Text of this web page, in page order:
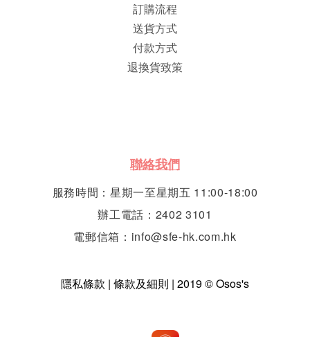
訂購流程
送貨方式
付款方式
退換貨致策
聯絡我們
服務時間：星期一至星期五 11:00-18:00
辦工電話：2402 3101
電郵信箱：info@sfe-hk.com.hk
隱私條款 | 條款及細則 | 2019 © Osos's